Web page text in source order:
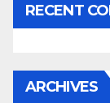
RECENT
ARCHIVES